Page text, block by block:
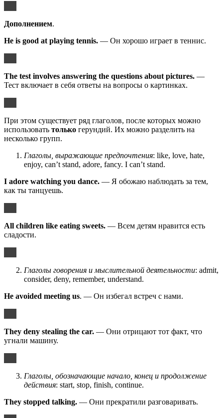
Дополнением.
He is good at playing tennis. — Он хорошо играет в теннис.
The test involves answering the questions about pictures. —
Тест включает в себя ответы на вопросы о картинках.
При этом существует ряд глаголов, после которых можно
использовать только герундий. Их можно разделить на
несколько групп.
Глаголы, выражающие предпочтения: like, love, hate,
enjoy, can’t stand, adore, fancy. I can’t stand.
I adore watching you dance. — Я обожаю наблюдать за тем,
как ты танцуешь.
All children like eating sweets. — Всем детям нравится есть
сладости.
Глаголы говорения и мыслительной деятельности: admit,
consider, deny, remember, understand.
He avoided meeting us. — Он избегал встреч с нами.
They deny stealing the car. — Они отрицают тот факт, что
угнали машину.
Глаголы, обозначающие начало, конец и продолжение
действия: start, stop, finish, continue.
They stopped talking. — Они прекратили разговаривать.